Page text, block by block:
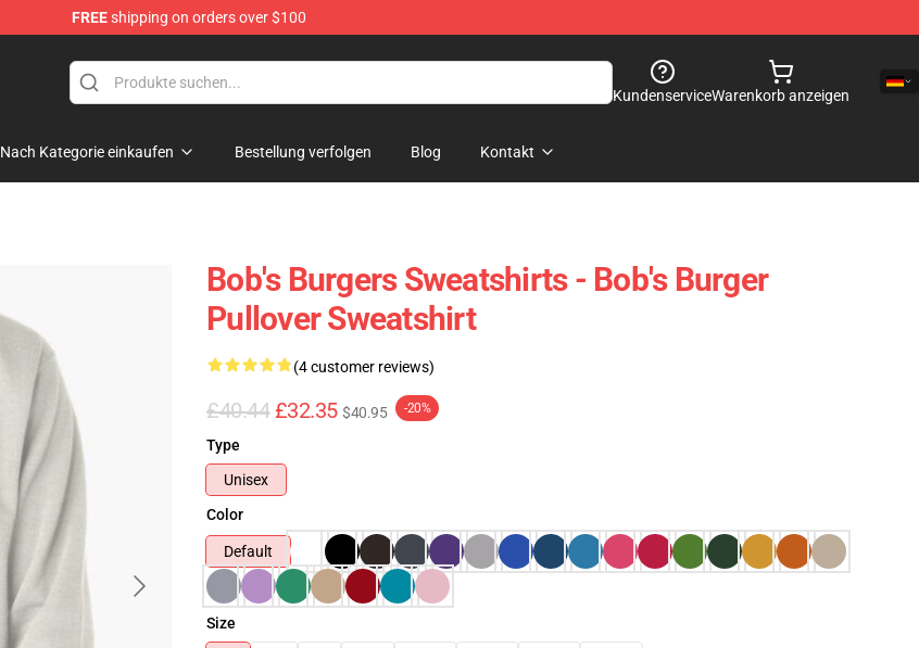
FREEshipping on orders over $100
KundenserviceWarenkorb anzeigen
Nach Kategorie einkaufen Bestellung verfolgen Blog Kontakt
Bob's Burgers Sweatshirts - Bob's Burger
Pullover Sweatshirt
(4 customer reviews)
£40.44 £32.35 $40.95 -20%
Type
Unisex
Color
Default
Size